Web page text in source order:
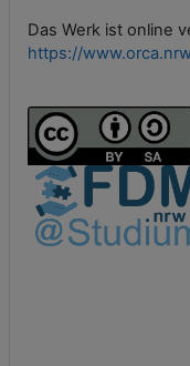
Das Werk ist online
https://